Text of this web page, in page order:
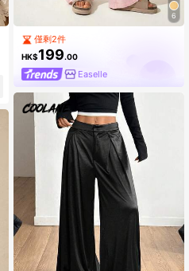
6
僅剩2件
HK$199.00
Easelle